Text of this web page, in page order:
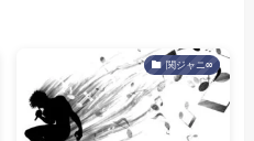
関ジャニ∞